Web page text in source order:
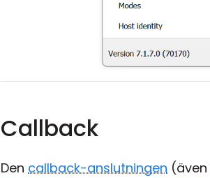
Callback
Den callback-anslutningen